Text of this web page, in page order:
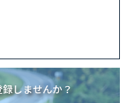
しませんか？